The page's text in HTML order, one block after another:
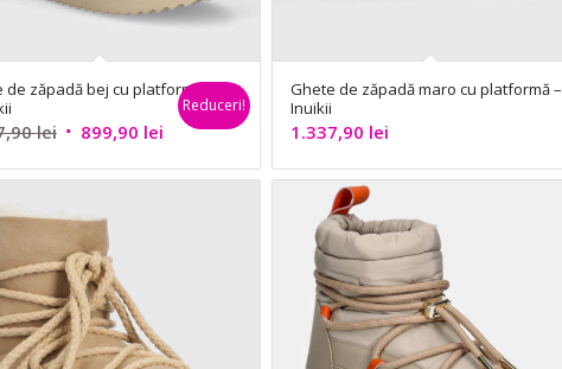
de zăpadă bej cu platformă
lei Prețul
a
fost:
1.337,90 lei.
899,90 leiPrețul
este:
Reduceri!
Ghete de zăpadă maro cu platformă –
Inuikii
1.337,90 lei